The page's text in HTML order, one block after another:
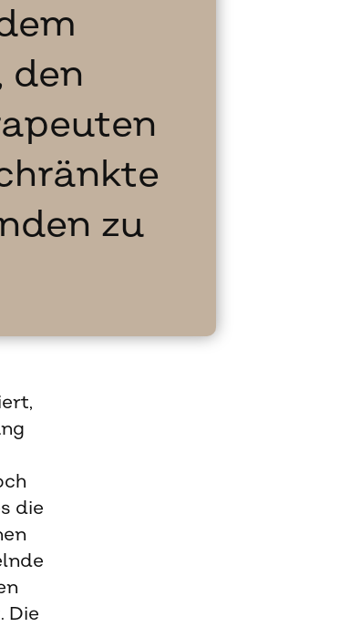
den
zu
die
Die